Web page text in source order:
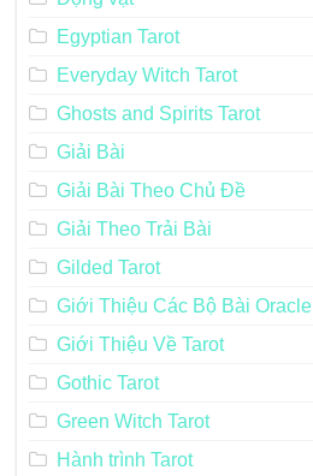
Egyptian Tarot
Everyday Witch Tarot
Ghosts and Spirits Tarot
Giải Bài
Giải Bài Theo Chủ Đề
Giải Theo Trải Bài
Gilded Tarot
Giới Thiệu Các Bộ Bài Oracle
Giới Thiệu Về Tarot
Gothic Tarot
Green Witch Tarot
Hành trình Tarot